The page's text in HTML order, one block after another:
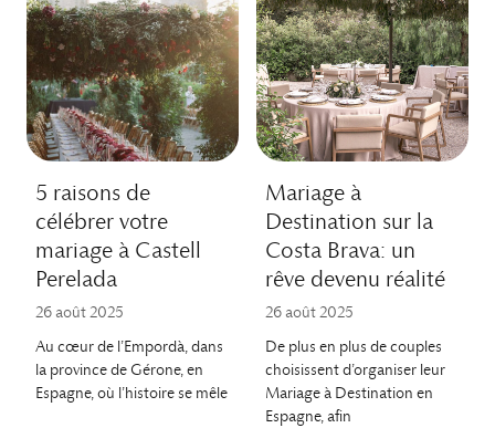
5 raisons de
célébrer votre
mariage à Castell
Perelada
26 août 2025
Au cœur de l’Empordà, dans
la province de Gérone, en
Espagne, où l’histoire se mêle
Mariage à
Destination sur la
Costa Brava: un
rêve devenu réalité
26 août 2025
De plus en plus de couples
choisissent d’organiser leur
Mariage à Destination en
Espagne, afin